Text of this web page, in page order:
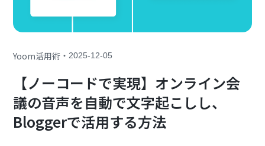
Yoom活用術 ・2025-12-05
【ノーコードで実現】オンライン会
議の音声を自動で文字起こしし、
Bloggerで活用する方法